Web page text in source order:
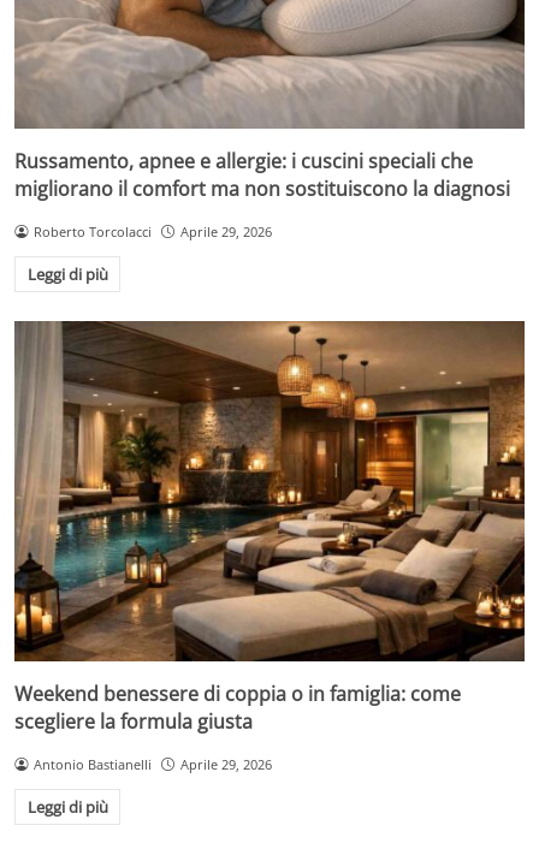
Russamento, apnee e allergie: i cuscini speciali che
migliorano il comfort ma non sostituiscono la diagnosi
Roberto Torcolacci Aprile 29, 2026
Leggi di più
Weekend benessere di coppia o in famiglia: come
scegliere la formula giusta
Antonio Bastianelli Aprile 29, 2026
Leggi di più